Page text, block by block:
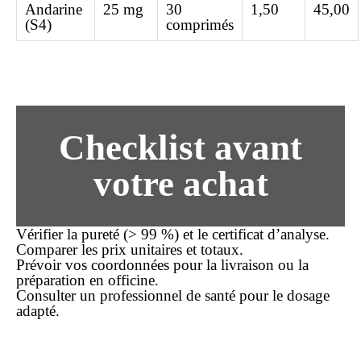
Andarine
(S4)
25 mg
30
comprimés
1,50 45,00
Checklist avant
votre achat
Vérifier la pureté (> 99 %) et le certificat d’analyse.
Comparer les prix unitaires et totaux.
Prévoir vos coordonnées pour la livraison ou la
préparation en officine.
Consulter un professionnel de santé pour le dosage
adapté.